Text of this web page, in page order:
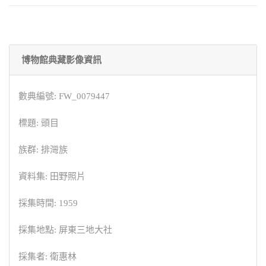
博物館典藏影像資訊
數典編號: FW_0079447
標題: 頭目
族群: 排灣族
資料集: 田野照片
採集時間: 1959
採集地點: 屏東三地大社
採集者: 衛惠林